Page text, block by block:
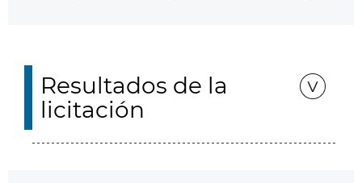
Resultados de la
licitación